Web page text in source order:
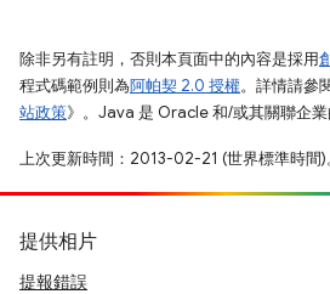
除非另有註明，否則本頁面中的內容是採用
程式碼範例則為阿帕契 2.0 授權。詳情請參
站政策》。Java 是 Oracle 和/或其關聯企業
上次更新時間：2013-02-21 (世界標準時間)
提供相片
提報錯誤